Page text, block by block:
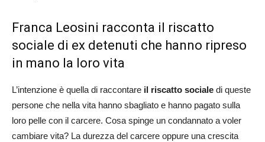
Franca Leosini racconta il riscatto
sociale di ex detenuti che hanno ripreso
in mano la loro vita
L’intenzione è quella di raccontare il riscatto sociale di queste
persone che nella vita hanno sbagliato e hanno pagato sulla
loro pelle con il carcere. Cosa spinge un condannato a voler
cambiare vita? La durezza del carcere oppure una crescita